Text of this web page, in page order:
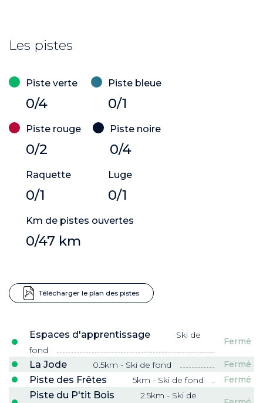
Les pistes
Piste verte
0/4
Piste bleue
0/1
Piste rouge
0/2
Piste noire
0/4
Raquette
0/1
Luge
0/1
Km de pistes ouvertes
0/47 km
Télécharger le plan des pistes
Espaces d'apprentissage
Ski de
fond
Fermé
La Jode 0.5km - Ski de fond Fermé
Piste des Frêtes 5km - Ski de fond Fermé
Piste du P'tit Bois 2.5km - Ski de